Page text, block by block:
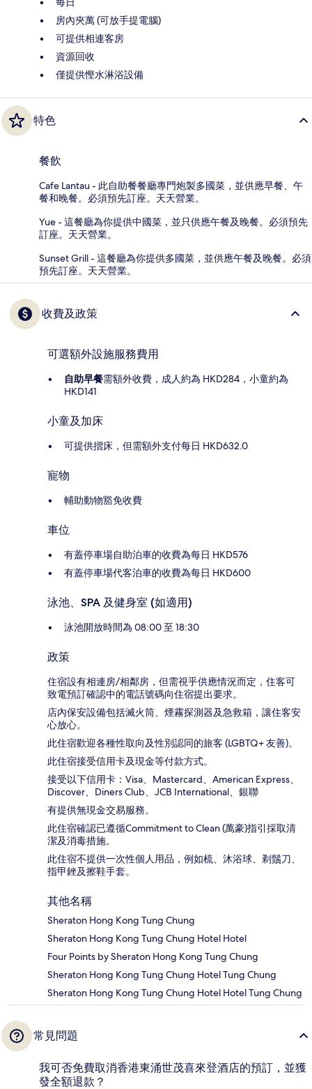
房內夾萬 (可放手提電腦)
可提供相連客房
資源回收
僅提供慳水淋浴設備
特色
餐飲
Cafe Lantau - 此自助餐餐廳專門炮製多國菜，並供應早餐、午
餐和晚餐。必須預先訂座。天天營業。
Yue - 這餐廳為你提供中國菜，並只供應午餐及晚餐。必須預先
訂座。天天營業。
Sunset Grill - 這餐廳為你提供多國菜，並供應午餐及晚餐。必須
預先訂座。天天營業。
收費及政策
可選額外設施服務費用
自助早餐需額外收費，成人約為 HKD284，小童約為
HKD141
小童及加床
可提供摺床，但需額外支付每日 HKD632.0
寵物
輔助動物豁免收費
車位
有蓋停車場自助泊車的收費為每日 HKD576
有蓋停車場代客泊車的收費為每日 HKD600
泳池、SPA 及健身室 (如適用)
泳池開放時間為 08:00 至 18:30
政策
住宿設有相連房/相鄰房，但需視乎供應情況而定，住客可
致電預訂確認中的電話號碼向住宿提出要求。
店內保安設備包括滅火筒、煙霧探測器及急救箱，讓住客安
心放心。
此住宿歡迎各種性取向及性別認同的旅客 (LGBTQ+ 友善)。
此住宿接受信用卡及現金等付款方式。
接受以下信用卡：Visa、Mastercard、American Express、
Discover、Diners Club、JCB International、銀聯
有提供無現金交易服務。
此住宿確認已遵循Commitment to Clean (萬豪)指引採取清
潔及消毒措施。
此住宿不提供一次性個人用品，例如梳、沐浴球、剃鬚刀、
指甲銼及擦鞋手套。
其他名稱
Sheraton Hong Kong Tung Chung
Sheraton Hong Kong Tung Chung Hotel Hotel
Four Points by Sheraton Hong Kong Tung Chung
Sheraton Hong Kong Tung Chung Hotel Tung Chung
Sheraton Hong Kong Tung Chung Hotel Hotel Tung Chung
常見問題
我可否免費取消香港東涌世茂喜來登酒店的預訂，並獲
發全額退款？